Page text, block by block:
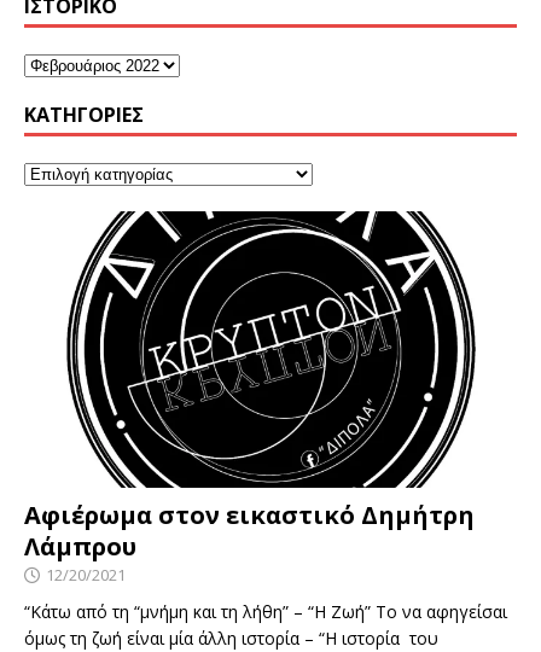
ΙΣΤΟΡΙΚΌ
KΑΤΗΓΟΡΊΕΣ
Αφιέρωμα στον εικαστικό Δημήτρη
Λάμπρου
12/20/2021
“Κάτω από τη “μνήμη και τη λήθη” – “Η Ζωή” Το να αφηγείσαι
όμως τη ζωή είναι μία άλλη ιστορία – “Η ιστορία του